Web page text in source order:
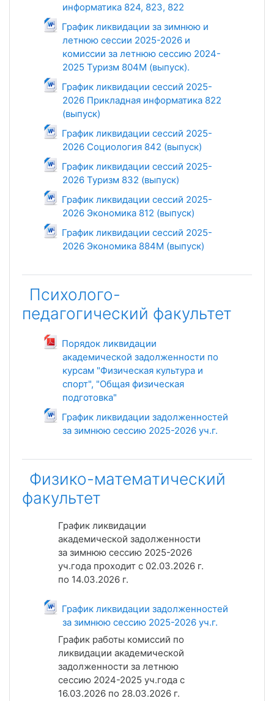
информатика 824, 823, 822
Файл
График ликвидации за зимнюю и
летнюю сессии 2025-2026 и
комиссии за летнюю сессию 2024-
2025 Туризм 804М (выпуск).
Файл
График ликвидации сессий 2025-
2026 Прикладная информатика 822
(выпуск)
Файл
График ликвидации сессий 2025-
2026 Социология 842 (выпуск)
Файл
График ликвидации сессий 2025-
2026 Туризм 832 (выпуск)
Файл
График ликвидации сессий 2025-
2026 Экономика 812 (выпуск)
Файл
График ликвидации сессий 2025-
2026 Экономика 884М (выпуск)
Файл
Психолого-
педагогический факультет
Порядок ликвидации
академической задолженности по
курсам "Физическая культура и
спорт", "Общая физическая
подготовка"
Файл
График ликвидации задолженностей
за зимнюю сессию 2025-2026 уч.г.
Файл
Физико-математический
факультет
График ликвидации
академической задолженности
за зимнюю сессию 2025-2026
уч.года проходит с 02.03.2026 г.
по 14.03.2026 г.
График ликвидации задолженностей
за зимнюю сессию 2025-2026 уч.г.
Файл
График работы комиссий по
ликвидации академической
задолженности за летнюю
сессию 2024-2025 уч.года с
16.03.2026 по 28.03.2026 г.